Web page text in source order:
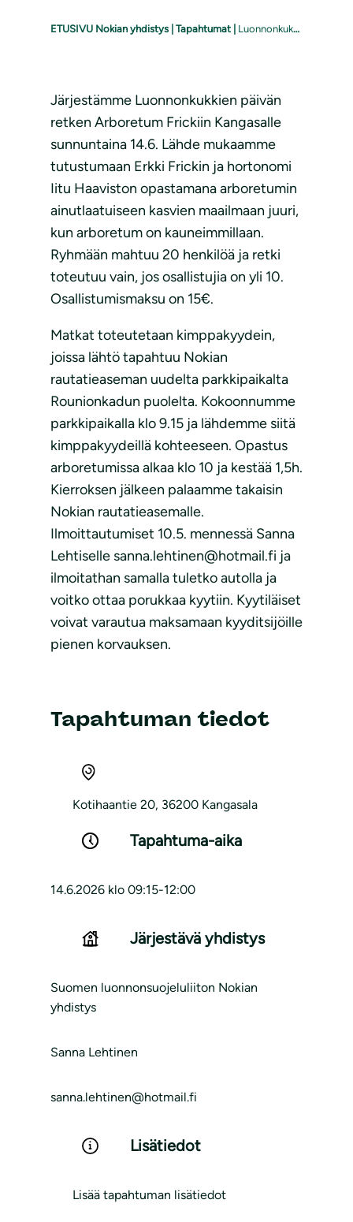
ETUSIVU Nokian yhdistys Tapahtumat Luonnonkukkien päivän retki Arboretum Frickiin
Järjestämme Luonnonkukkien päivän
retken Arboretum Frickiin Kangasalle
sunnuntaina 14.6. Lähde mukaamme
tutustumaan Erkki Frickin ja hortonomi
Iitu Haaviston opastamana arboretumin
ainutlaatuiseen kasvien maailmaan juuri,
kun arboretum on kauneimmillaan.
Ryhmään mahtuu 20 henkilöä ja retki
toteutuu vain, jos osallistujia on yli 10.
Osallistumismaksu on 15€.
Matkat toteutetaan kimppakyydein,
joissa lähtö tapahtuu Nokian
rautatieaseman uudelta parkkipaikalta
Rounionkadun puolelta. Kokoonnumme
parkkipaikalla klo 9.15 ja lähdemme siitä
kimppakyydeillä kohteeseen. Opastus
arboretumissa alkaa klo 10 ja kestää 1,5h.
Kierroksen jälkeen palaamme takaisin
Nokian rautatieasemalle.
Ilmoittautumiset 10.5. mennessä Sanna
Lehtiselle sanna.lehtinen@hotmail.fi ja
ilmoitathan samalla tuletko autolla ja
voitko ottaa porukkaa kyytiin. Kyytiläiset
voivat varautua maksamaan kyyditsijöille
pienen korvauksen.
Tapahtuman tiedot
Kotihaantie 20, 36200 Kangasala
Tapahtuma-aika
14.6.2026 klo 09:15-12:00
Järjestävä yhdistys
Suomen luonnonsuojeluliiton Nokian
yhdistys
Sanna Lehtinen
sanna.lehtinen@hotmail.fi
Lisätiedot
Lisää tapahtuman lisätiedot